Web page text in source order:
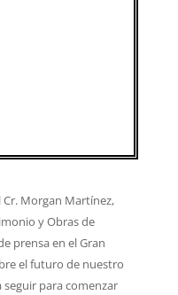
Morgan Martínez,
y Obras de
prensa en el Gran
el futuro de nuestro
para comenzar